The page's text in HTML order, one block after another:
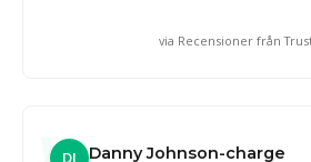
via Recensioner från
DJ
Danny Johnson-charge